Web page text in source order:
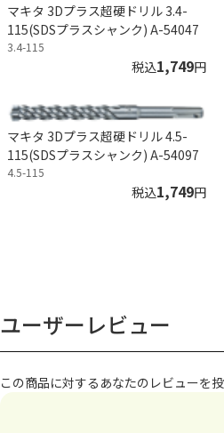
マキタ 3Dプラス超硬ドリル 3.4-
115(SDSプラスシャンク) A-54047
3.4-115
税込1,749円
マキタ 3Dプラス超硬ドリル 4.5-
115(SDSプラスシャンク) A-54097
4.5-115
税込1,749円
ユーザーレビュー
この商品に対するあなたのレビューを